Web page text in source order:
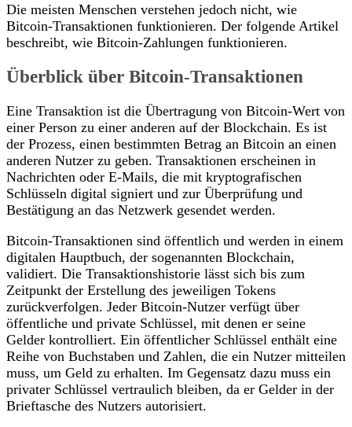
Die meisten Menschen verstehen jedoch nicht, wie
Bitcoin-Transaktionen funktionieren. Der folgende Artikel
beschreibt, wie Bitcoin-Zahlungen funktionieren.
Überblick über Bitcoin-Transaktionen
Eine Transaktion ist die Übertragung von Bitcoin-Wert von
einer Person zu einer anderen auf der Blockchain. Es ist
der Prozess, einen bestimmten Betrag an Bitcoin an einen
anderen Nutzer zu geben. Transaktionen erscheinen in
Nachrichten oder E-Mails, die mit kryptografischen
Schlüsseln digital signiert und zur Überprüfung und
Bestätigung an das Netzwerk gesendet werden.
Bitcoin-Transaktionen sind öffentlich und werden in einem
digitalen Hauptbuch, der sogenannten Blockchain,
validiert. Die Transaktionshistorie lässt sich bis zum
Zeitpunkt der Erstellung des jeweiligen Tokens
zurückverfolgen. Jeder Bitcoin-Nutzer verfügt über
öffentliche und private Schlüssel, mit denen er seine
Gelder kontrolliert. Ein öffentlicher Schlüssel enthält eine
Reihe von Buchstaben und Zahlen, die ein Nutzer mitteilen
muss, um Geld zu erhalten. Im Gegensatz dazu muss ein
privater Schlüssel vertraulich bleiben, da er Gelder in der
Brieftasche des Nutzers autorisiert.